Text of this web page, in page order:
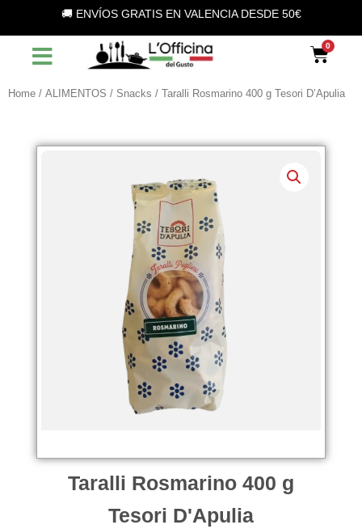
contenuto
🚚 ENVÍOS GRATIS EN VALENCIA DESDE 50€
Home / ALIMENTOS / Snacks / Taralli Rosmarino 400 g Tesori D’Apulia
Taralli Rosmarino 400 g
Tesori D'Apulia